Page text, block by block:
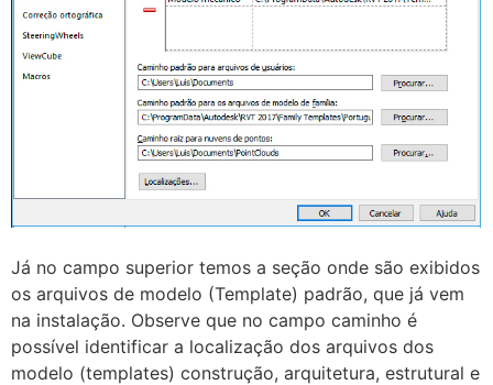
Já no campo superior temos a seção onde são exibidos
os arquivos de modelo (Template) padrão, que já vem
na instalação. Observe que no campo caminho é
possível identificar a localização dos arquivos dos
modelo (templates) construção, arquitetura, estrutural e